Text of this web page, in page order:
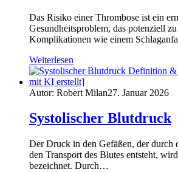
Das Risiko einer Thrombose ist ein
Gesundheitsproblem, das potenziell
Komplikationen wie einem
Weiterlesen
Autor: Robert Milan27. Januar 2026
Systolischer Blutdruck
Der Druck in den Gefäßen, der durch
den Transport des Blutes entsteht,
bezeichnet. Durch…